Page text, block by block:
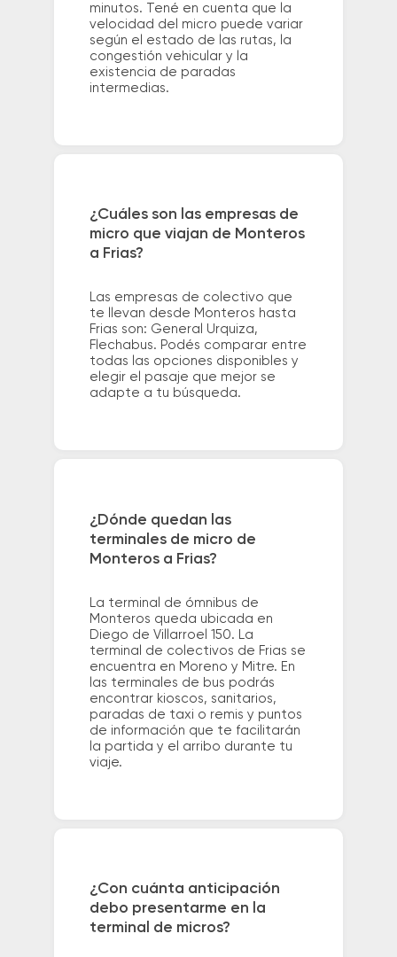
minutos. Tené en cuenta que la
velocidad del micro puede variar
según el estado de las rutas, la
congestión vehicular y la
existencia de paradas
intermedias.
¿Cuáles son las empresas de
micro que viajan de Monteros
a Frias?
Las empresas de colectivo que
te llevan desde Monteros hasta
Frias son: General Urquiza,
Flechabus. Podés comparar entre
todas las opciones disponibles y
elegir el pasaje que mejor se
adapte a tu búsqueda.
¿Dónde quedan las
terminales de micro de
Monteros a Frias?
La terminal de ómnibus de
Monteros queda ubicada en
Diego de Villarroel 150. La
terminal de colectivos de Frias se
encuentra en Moreno y Mitre. En
las terminales de bus podrás
encontrar kioscos, sanitarios,
paradas de taxi o remis y puntos
de información que te facilitarán
la partida y el arribo durante tu
viaje.
¿Con cuánta anticipación
debo presentarme en la
terminal de micros?